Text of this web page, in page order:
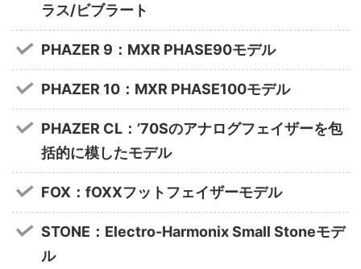
ラス/ビブラート
PHAZER 9：MXR PHASE90モデル
PHAZER 10：MXR PHASE100モデル
PHAZER CL：’70Sのアナログフェイザーを包
括的に模したモデル
FOX：fOXXフットフェイザーモデル
STONE：Electro-Harmonix Small Stoneモデ
ル